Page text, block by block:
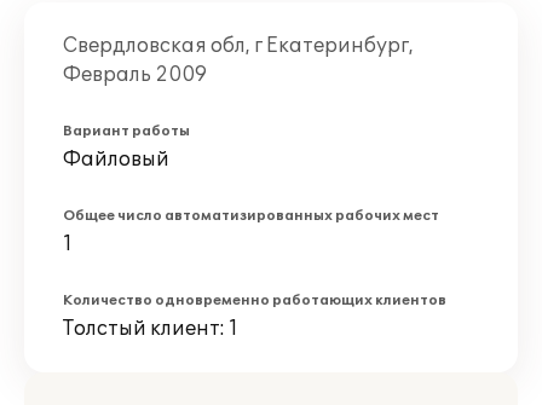
Свердловская обл, г Екатеринбург,
Февраль 2009
Вариант работы
Файловый
Общее число автоматизированных рабочих мест
1
Количество одновременно работающих клиентов
Толстый клиент: 1